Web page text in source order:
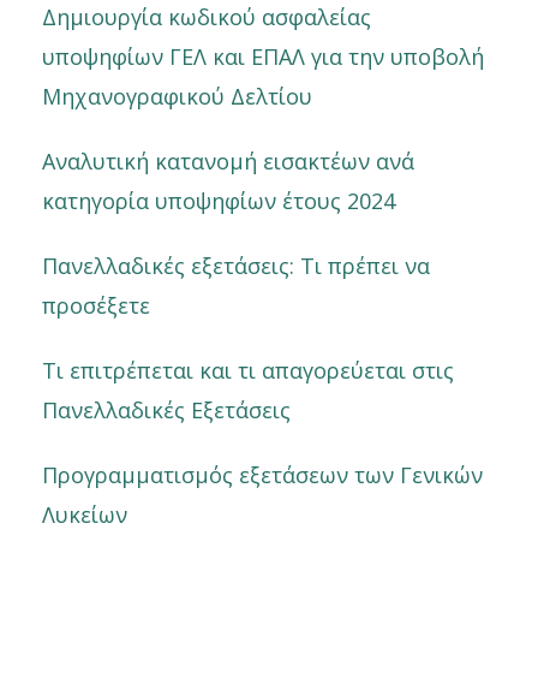
Δημιουργία κωδικού ασφαλείας
υποψηφίων ΓΕΛ και ΕΠΑΛ για την υποβολή
Μηχανογραφικού Δελτίου
Αναλυτική κατανομή εισακτέων ανά
κατηγορία υποψηφίων έτους 2024
Πανελλαδικές εξετάσεις: Τι πρέπει να
προσέξετε
Τι επιτρέπεται και τι απαγορεύεται στις
Πανελλαδικές Εξετάσεις
Προγραμματισμός εξετάσεων των Γενικών
Λυκείων